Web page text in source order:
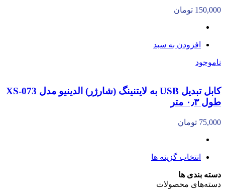
150,000 تومان
افزودن به سبد
ناموجود
کابل تبدیل USB به لایتنینگ (شارژر) الدینیو مدل XS-073
طول ۰٫۳ متر
75,000 تومان
انتخاب گزینه ها
دسته بندی ها
دسته‌های محصولات